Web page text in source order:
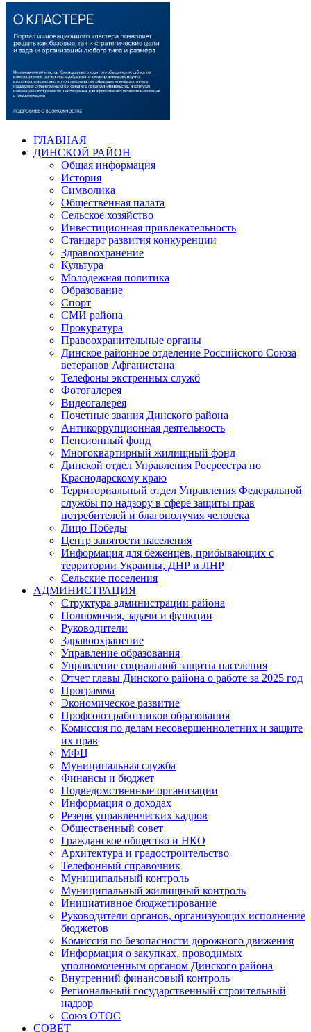
ГЛАВНАЯ
ДИНСКОЙ РАЙОН
Общая информация
История
Символика
Общественная палата
Сельское хозяйство
Инвестиционная привлекательность
Стандарт развития конкуренции
Здравоохранение
Культура
Молодежная политика
Образование
Спорт
СМИ района
Прокуратура
Правоохранительные органы
Динское районное отделение Российского Союза
ветеранов Афганистана
Телефоны экстренных служб
Фотогалерея
Видеогалерея
Почетные звания Динского района
Антикоррупционная деятельность
Пенсионный фонд
Многоквартирный жилищный фонд
Динской отдел Управления Росреестра по
Краснодарскому краю
Территориальный отдел Управления Федеральной
службы по надзору в сфере защиты прав
потребителей и благополучия человека
Лицо Победы
Центр занятости населения
Информация для беженцев, прибывающих с
территории Украины, ДНР и ЛНР
Сельские поселения
АДМИНИСТРАЦИЯ
Структура администрации района
Полномочия, задачи и функции
Руководители
Здравоохранение
Управление образования
Управление социальной защиты населения
Отчет главы Динского района о работе за 2025 год
Программа
Экономическое развитие
Профсоюз работников образования
Комиссия по делам несовершеннолетних и защите
их прав
МФЦ
Муниципальная служба
Финансы и бюджет
Подведомственные организации
Информация о доходах
Резерв управленческих кадров
Общественный совет
Гражданское общество и НКО
Архитектура и градостроительство
Телефонный справочник
Муниципальный контроль
Муниципальный жилищный контроль
Инициативное бюджетирование
Руководители органов, организующих исполнение
бюджетов
Комиссия по безопасности дорожного движения
Информация о закупках, проводимых
уполномоченным органом Динского района
Внутренний финансовый контроль
Региональный государственный строительный
надзор
Союз ОТОС
СОВЕТ